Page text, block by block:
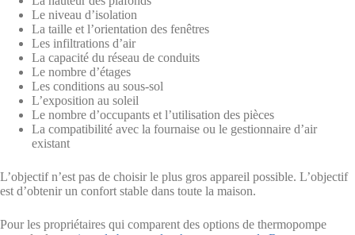
Le niveau d’isolation
La taille et l’orientation des fenêtres
Les infiltrations d’air
La capacité du réseau de conduits
Le nombre d’étages
Les conditions au sous-sol
L’exposition au soleil
Le nombre d’occupants et l’utilisation des pièces
La compatibilité avec la fournaise ou le gestionnaire d’air
existant
L’objectif n’est pas de choisir le plus gros appareil possible. L’objectif
est d’obtenir un confort stable dans toute la maison.
Pour les propriétaires qui comparent des options de thermopompe